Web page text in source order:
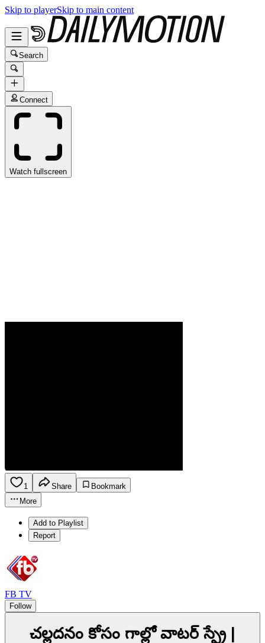
Skip to playerSkip to main content
Search
Connect
Watch fullscreen
1 Share
Bookmark
More
Add to Playlist
Report
FB TV
Follow
చల్లదనం కోసం గాల్లో వాటర్ స్ప్రే |